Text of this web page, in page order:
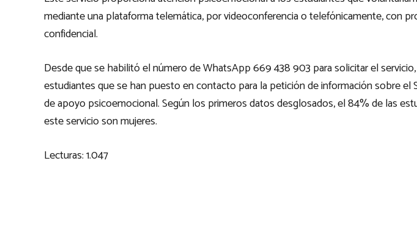
mediante una plataforma telemática, por videoconferencia o telefónicamente, con
confidencial.
Desde que se habilitó el número de WhatsApp 669 438 903 para solicitar el
estudiantes que se han puesto en contacto para la petición de información sobre el
de apoyo psicoemocional. Según los primeros datos desglosados, el 84% de las
este servicio son mujeres.
Lecturas:1.047